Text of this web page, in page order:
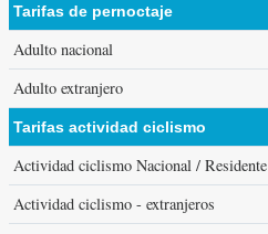
Tarifas de pernoctaje
Adulto nacional
Adulto extranjero
Tarifas actividad ciclismo
Actividad ciclismo Nacional / Residente
Actividad ciclismo - extranjeros